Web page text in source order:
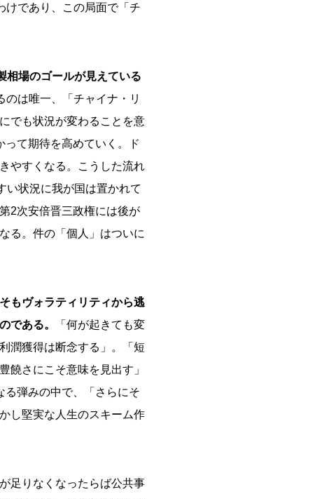
けであり、この局面で「チ
相場のゴールが見えている
のは唯一、「チャイナ・リ
でも状況が変わることを意
て期待を高めていく。ド
やすくなる。こうした流れ
い状況に我が国は置かれて
2次安倍晋三政権には後が
る。件の「個人」はついに
もヴォラティリティから逃
である。
「何が起きても変
潤獲得は断念する」。「短
饒さにこそ意味を見出す」
る弾みの中で、「さらにそ
し堅実な人生のスキーム作
足りなくなったらば公共事